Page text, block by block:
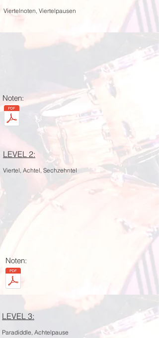
Viertelnoten, Viertelpausen
Noten:
LEVEL 2:
Viertel, Achtel, Sechzehntel
Noten:
LEVEL 3:
Paradiddle, Achtelpause